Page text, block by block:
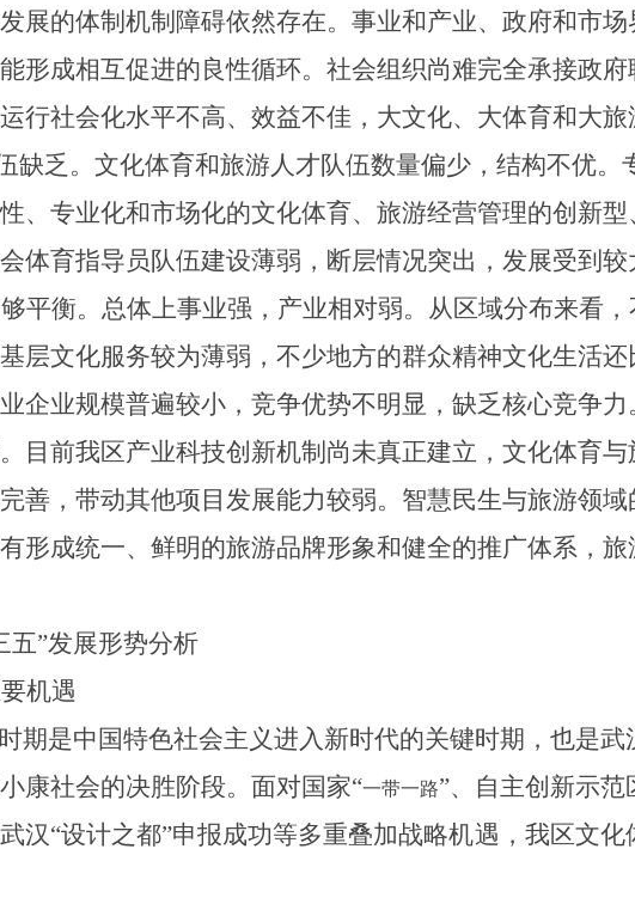
展的体制机制障碍依然存在。 事业和产业、政府和市场
形成相互促进的良性循环。 社会组织尚难完全承接政
行社会化水平不高、效益不佳，大文化、大体育和大旅
缺乏。文化体育和旅游人才队伍数量偏少，结构不优。
、专业化和市场化的文化体育、旅游经营管理的创新型
体育指导员队伍建设薄弱， 断层情况突出，发展受到较
平衡。总体上事业强，产业相对弱。从区域分布来看，
层文化服务较为薄弱，不少地方的群众精神文化生活
企业规模普遍较小，竞争优势不明显，缺乏核心竞争
目前我区产业科技创新机制尚未真正建立，文化体育
善， 带动其他项目发展能力较弱。智慧民生与旅游领
形成统一、鲜明的旅游品牌形象和健全的推广体系，旅
五”发展形势分析
机遇
期是中国特色社会主义进入新时代的关键时期，也是
康社会的决胜阶段。面对国家“一带一路”、自主创新示
汉“设计之都”申报成功等多重叠加战略机遇，我区文